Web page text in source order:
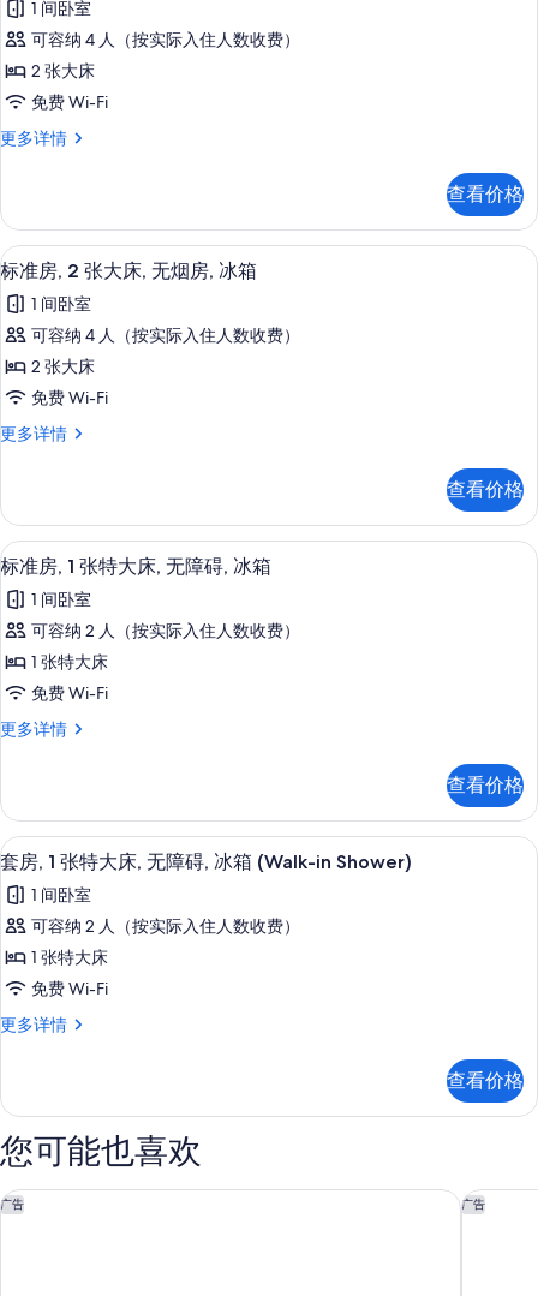
烟
房,
冰
箱
的
照
片
无
烟
冰
箱
多
标
准
房,
张
床,
无
障
碍,
冰
箱
的
所
片
1 间卧室
可容纳 4 人（按实际入住人数收费）
2 张大床
免费 Wi-Fi
更多详情
标
张
大
床,
障
碍,
箱
更
信
查看价格
显
示
标
准
房,
张
床,
无
烟
房,
冰
箱
的
所
片
办公桌、熨斗/熨衣板、免费 WiFi、闹
9
标准房, 2 张大床, 无烟房, 冰箱
1 间卧室
可容纳 4 人（按实际入住人数收费）
2 张大床
免费 Wi-Fi
更多详情
标
张
大
床,
烟
房,
箱
更
信
查看价格
显
示
标
准
房,
张
大
床,
无
障
碍,
冰
箱
的
照
片
办公桌、熨斗/熨衣板、免费 WiFi、闹
8
标准房, 1 张特大床, 无障碍, 冰箱
1 间卧室
可容纳 2 人（按实际入住人数收费）
1 张特大床
免费 Wi-Fi
更多详情
标
张
特
大
无
障
冰
箱
多
查看价格
显
示
套
房,
1
张
特
床,
障
碍,
冰
套房, 1 张特大床, 无障碍, 冰箱
7
套房, 1 张特大床, 无障碍, 冰箱 (Walk-in Shower)
1 间卧室
可容纳 2 人（按实际入住人数收费）
1 张特大床
免费 Wi-Fi
更多详情
套
特
大
床,
无
障
碍,
查看价格
您可能也喜欢
广告
Everhome Suites 安大略机场 广告
洛杉矶